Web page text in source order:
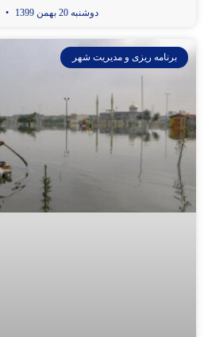
دوشنبه 20 بهمن 1399
برنامه ریزی و مدیریت شهر